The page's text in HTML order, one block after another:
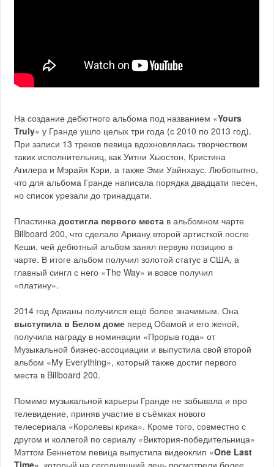
На создание дебютного альбома под названием «Yours
Truly» у Гранде ушло целых три года (с 2010 по 2013 год).
При записи 13 треков певица вдохновлялась творчеством
таких исполнительниц, как Уитни Хьюстон, Кристина
Агилера и Мэрайя Кэри, а также Эми Уайнхаус. Любопытно,
что для альбома Гранде написала порядка двадцати песен,
но список урезали до тринадцати.
Пластинкадостигла первого места в альбомном чарте
Billboard 200, что сделало Ариану второй артисткой после
Кеши, чей дебютный альбом занял первую позицию в
чарте. В итоге альбом получил золотой статус в США, а
главный сингл с него «The Way» и вовсе получил
«платину».
2014 год Арианы получился ещё более значимым. Она
выступила в Белом доме перед Обамой и его женой,
получила награду в номинации «Прорыв года» от
Музыкальной бизнес-ассоциации и выпустила свой второй
альбом «My Everything», который также достиг первого
места в Billboard 200.
Помимо музыкальной карьеры Гранде не забывала и про
телевидение, приняв участие в съёмках нового
телесериала «Королевы крика». Кроме того, совместно с
другом и коллегой по сериалу «Виктория-победительница»
Мэттом Беннетом певица выпустила видеоклип «One Last
Time», который на сегодняшний день посмотрели более